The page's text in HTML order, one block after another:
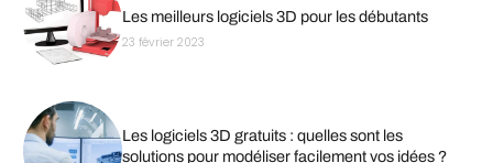
Les meilleurs logiciels 3D pour les débutants
23 février 2023
Les logiciels 3D gratuits : quelles sont les
solutions pour modéliser facilement vos idées ?